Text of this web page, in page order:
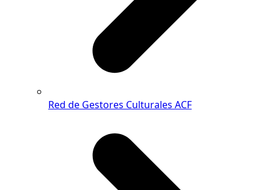
Red de Gestores Culturales ACF